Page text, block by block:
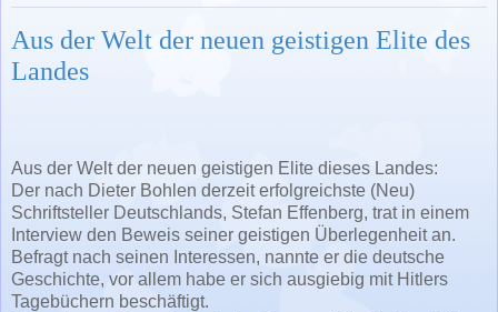
Aus der Welt der neuen geistigen Elite des
Landes
Aus der Welt der neuen geistigen Elite dieses Landes:
Der nach Dieter Bohlen derzeit erfolgreichste (Neu)
Schriftsteller Deutschlands, Stefan Effenberg, trat in einem
Interview den Beweis seiner geistigen Überlegenheit an.
Befragt nach seinen Interessen, nannte er die deutsche
Geschichte, vor allem habe er sich ausgiebig mit Hitlers
Tagebüchern beschäftigt.